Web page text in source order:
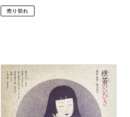
通
常
¥1,980
売り切れ
Hiroyuki
Koinuma
“Yoh-
Joh